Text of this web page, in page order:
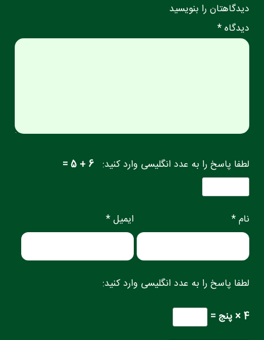
دیدگاهتان را بنویسید
دیدگاه *
لطفا پاسخ را به عدد انگلیسی وارد کنید: 6 + 5 =
نام * ایمیل *
لطفا پاسخ را به عدد انگلیسی وارد کنید:
4 × پنج =